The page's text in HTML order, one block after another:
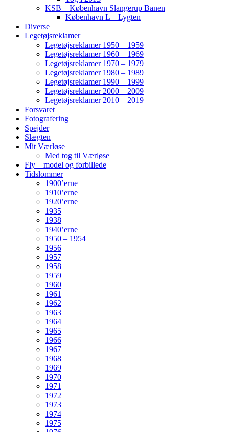
KSB – København Slangerup Banen
København L – Lygten
Diverse
Legetøjsreklamer
Legetøjsreklamer 1950 – 1959
Legetøjsreklamer 1960 – 1969
Legetøjsreklamer 1970 – 1979
Legetøjsreklamer 1980 – 1989
Legetøjsreklamer 1990 – 1999
Legetøjsreklamer 2000 – 2009
Legetøjsreklamer 2010 – 2019
Forsvaret
Fotografering
Spejder
Slægten
Mit Værløse
Med tog til Værløse
Fly – model og forbillede
Tidslommer
1900’erne
1910’erne
1920’erne
1935
1938
1940’erne
1950 – 1954
1956
1957
1958
1959
1960
1961
1962
1963
1964
1965
1966
1967
1968
1969
1970
1971
1972
1973
1974
1975